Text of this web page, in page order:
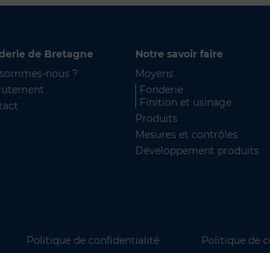
de Bretagne
nous ?
Notre savoir faire
Moyens
Fonderie
Finition et usinage
Produits
Mesures et contrôles
Développement produits
Politique de confidentialité Politique de